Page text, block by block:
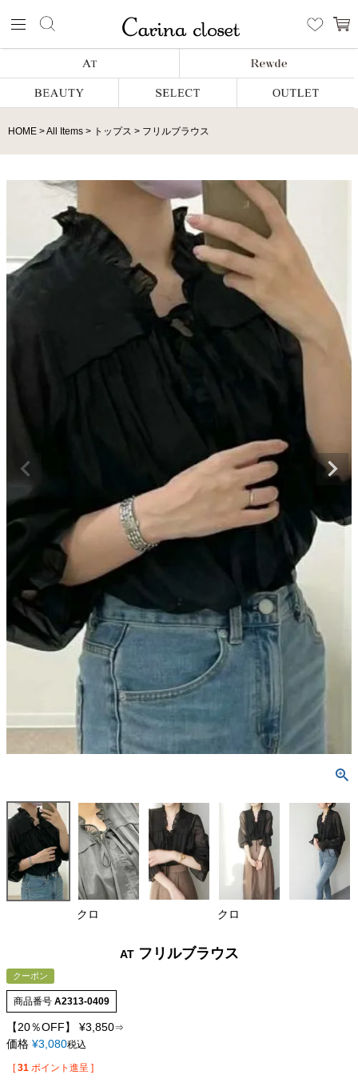
HOME All Items トップス フリルブラウス
クロ クロ
AT フリルブラウス
クーポン
商品番号 A2313-0409
【20％OFF】 ¥3,850⇒
価格 ¥3,080税込
[ 31 ポイント進呈 ]